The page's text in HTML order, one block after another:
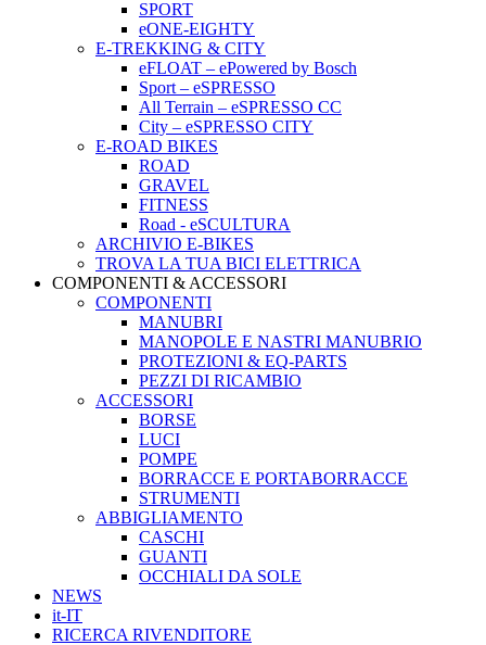
SPORT
eONE-EIGHTY
E-TREKKING & CITY
eFLOAT – ePowered by Bosch
Sport – eSPRESSO
All Terrain – eSPRESSO CC
City – eSPRESSO CITY
E-ROAD BIKES
ROAD
GRAVEL
FITNESS
Road - eSCULTURA
ARCHIVIO E-BIKES
TROVA LA TUA BICI ELETTRICA
COMPONENTI & ACCESSORI
COMPONENTI
MANUBRI
MANOPOLE E NASTRI MANUBRIO
PROTEZIONI & EQ-PARTS
PEZZI DI RICAMBIO
ACCESSORI
BORSE
LUCI
POMPE
BORRACCE E PORTABORRACCE
STRUMENTI
ABBIGLIAMENTO
CASCHI
GUANTI
OCCHIALI DA SOLE
NEWS
it-IT
RICERCA RIVENDITORE